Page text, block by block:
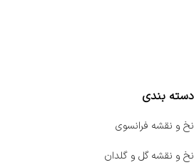
دسته بندی
نخ و نقشه فرانسوی
نخ و نقشه گل و گلدان